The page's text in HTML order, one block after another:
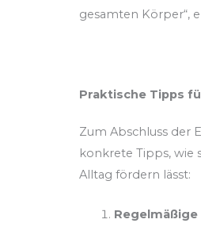
gesamten Körper“,
Praktische Tipps
Zum Abschluss der
konkrete Tipps, wie
Alltag fördern lässt: